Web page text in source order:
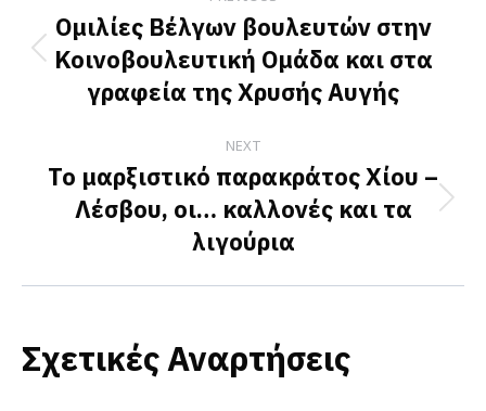
navigation
Previous
post:
Ομιλίες Βέλγων βουλευτών στην
Κοινοβουλευτική Ομάδα και στα
γραφεία της Χρυσής Αυγής
NEXT
Next
post:
Το μαρξιστικό παρακράτος Χίου –
Λέσβου, οι… καλλονές και τα
λιγούρια
Σχετικές Αναρτήσεις